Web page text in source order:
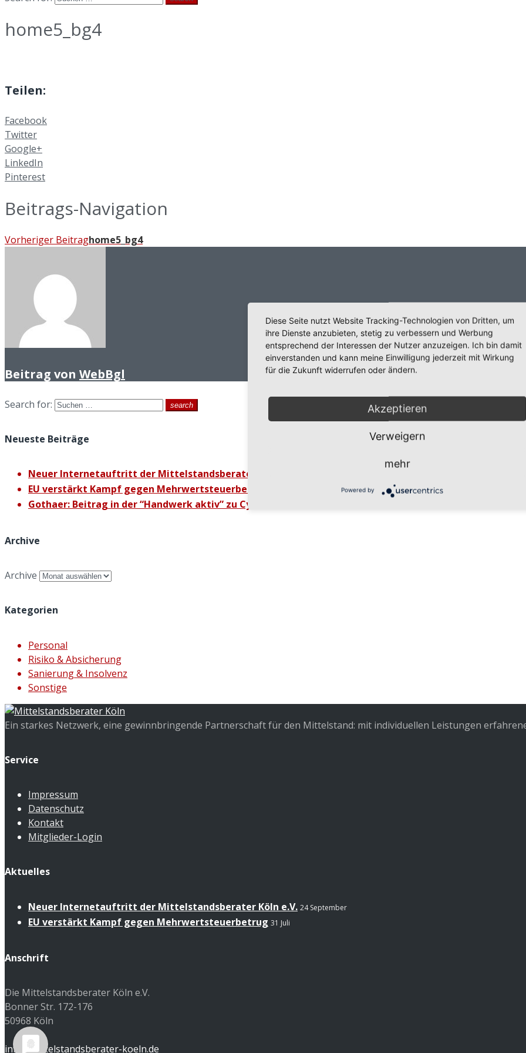
home5_bg4
Teilen:
Facebook
Twitter
Google+
LinkedIn
Pinterest
Beitrags-Navigation
Vorheriger Beitraghome5_bg4
Beitrag von WebBgl
Search for: search
Neueste Beiträge
Neuer Internetauftritt der Mittelstandsberater Köln e.V.
EU verstärkt Kampf gegen Mehrwertsteuerbetrug
Gothaer: Beitrag in der “Handwerk aktiv” zu Cyber-Risiken
Archive
Archive
Kategorien
Personal
Risiko & Absicherung
Sanierung & Insolvenz
Sonstige
Ein starkes Netzwerk, eine gewinnbringende Partnerschaft für den Mittelstand: mit individuellen Leistungen
Service
Impressum
Datenschutz
Kontakt
Mitglieder-Login
Aktuelles
Neuer Internetauftritt der Mittelstandsberater Köln e.V. 24 September
EU verstärkt Kampf gegen Mehrwertsteuerbetrug 31 Juli
Anschrift
Die Mittelstandsberater Köln e.V.
Bonner Str. 172-176
50968 Köln
info@mittelstandsberater-koeln.de
Diese Seite nutzt Website Tracking-Technologien von Dritten, um
ihre Dienste anzubieten, stetig zu verbessern und Werbung
entsprechend der Interessen der Nutzer anzuzeigen. Ich bin damit
einverstanden und kann meine Einwilligung jederzeit mit Wirkung
für die Zukunft widerrufen oder ändern.
Akzeptieren
Verweigern
mehr
Powered by